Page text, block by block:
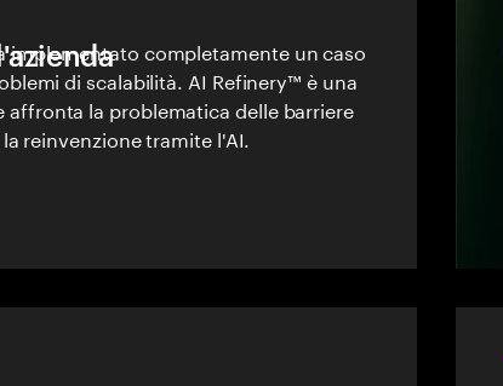
implementato completamente un caso
di scalabilità. AI Refinery™ è una
la problematica delle barriere
reinvenzione tramite l'AI.